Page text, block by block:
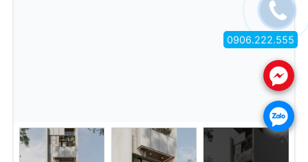
.
.
0906.222.555